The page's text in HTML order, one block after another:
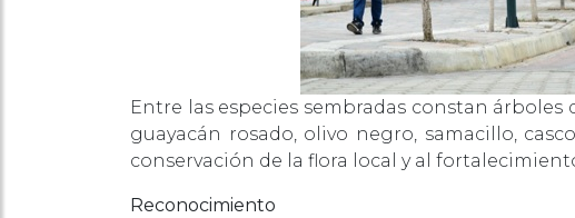
Entre las especies sembradas constan
guayacán rosado, olivo negro, samacillo,
conservación de la flora local y al
Reconocimiento